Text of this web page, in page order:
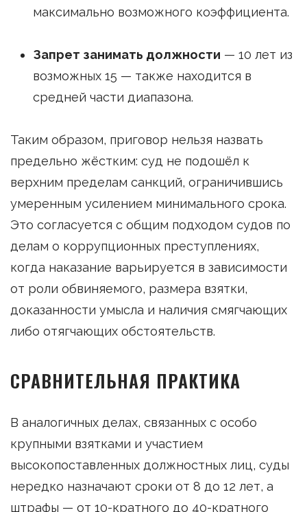
максимально возможного коэффициента.
Запрет занимать должности — 10 лет из
возможных 15 — также находится в
средней части диапазона.
Таким образом, приговор нельзя назвать
предельно жёстким: суд не подошёл к
верхним пределам санкций, ограничившись
умеренным усилением минимального срока.
Это согласуется с общим подходом судов по
делам о коррупционных преступлениях,
когда наказание варьируется в зависимости
от роли обвиняемого, размера взятки,
доказанности умысла и наличия смягчающих
либо отягчающих обстоятельств.
СРАВНИТЕЛЬНАЯ ПРАКТИКА
В аналогичных делах, связанных с особо
крупными взятками и участием
высокопоставленных должностных лиц, суды
нередко назначают сроки от 8 до 12 лет, а
штрафы — от 10-кратного до 40-кратного